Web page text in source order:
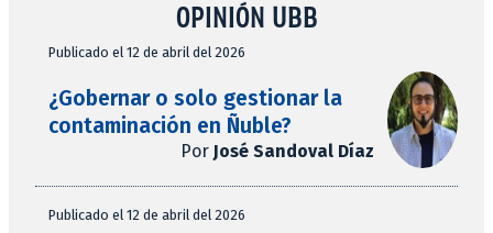
OPINIÓN UBB
Publicado el 12 de abril del 2026
¿Gobernar o solo gestionar la
contaminación en Ñuble?
Por José Sandoval Díaz
Publicado el 12 de abril del 2026